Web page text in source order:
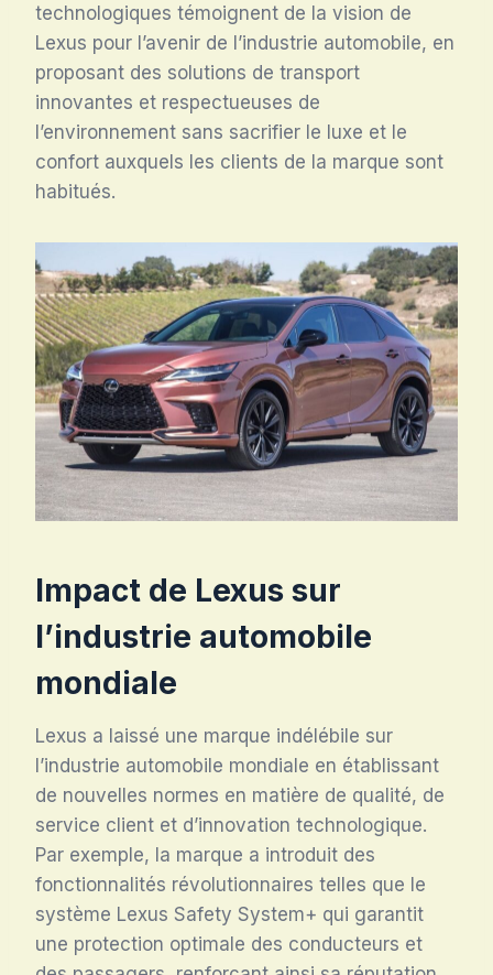
technologiques témoignent de la vision de
Lexus pour l’avenir de l’industrie automobile, en
proposant des solutions de transport
innovantes et respectueuses de
l’environnement sans sacrifier le luxe et le
confort auxquels les clients de la marque sont
habitués.
Impact de Lexus sur
l’industrie automobile
mondiale
Lexus a laissé une marque indélébile sur
l’industrie automobile mondiale en établissant
de nouvelles normes en matière de qualité, de
service client et d’innovation technologique.
Par exemple, la marque a introduit des
fonctionnalités révolutionnaires telles que le
système Lexus Safety System+ qui garantit
une protection optimale des conducteurs et